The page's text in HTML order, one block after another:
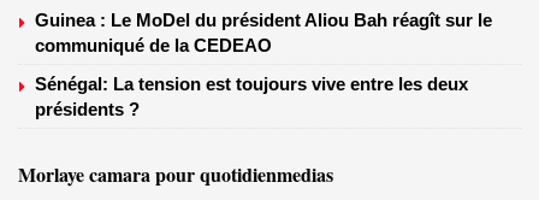
Guinea : Le MoDel du président Aliou Bah réagît sur le
communiqué de la CEDEAO
Sénégal: La tension est toujours vive entre les deux
présidents ?
Morlaye camara pour quotidienmedias